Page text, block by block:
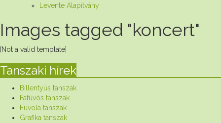
Levente Alapítvány
Images tagged "koncert"
[Not a valid template]
Tanszaki hírek
Billentyűs tanszak
Fafúvós tanszak
Fuvola tanszak
Grafika tanszak